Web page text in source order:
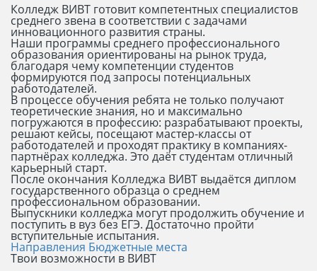
Колледж ВИВТ готовит компетентных специалистов
среднего звена в соответствии с задачами
инновационного развития страны.
Наши программы среднего профессионального
образования ориентированы на рынок труда,
благодаря чему компетенции студентов
формируются под запросы потенциальных
работодателей.
В процессе обучения ребята не только получают
теоретические знания, но и максимально
погружаются в профессию: разрабатывают проекты,
решают кейсы, посещают мастер-классы от
работодателей и проходят практику в компаниях-
партнёрах колледжа. Это даёт студентам отличный
карьерный старт.
После окончания Колледжа ВИВТ выдаётся диплом
государственного образца о среднем
профессиональном образовании.
Выпускники колледжа могут продолжить обучение и
поступить в вуз без ЕГЭ. Достаточно пройти
вступительные испытания.
Направления Бюджетные места
Твои возможности в ВИВТ